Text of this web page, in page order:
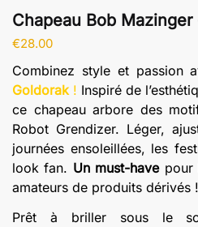
Chapeau Bob
€28.00
Combinez style et passion
Goldorak ! Inspiré de
ce chapeau arbore des
Robot Grendizer. Léger,
journées ensoleillées, les
look fan. Un must-havepour
amateurs de produits dérivés !
Prêt à briller sous le